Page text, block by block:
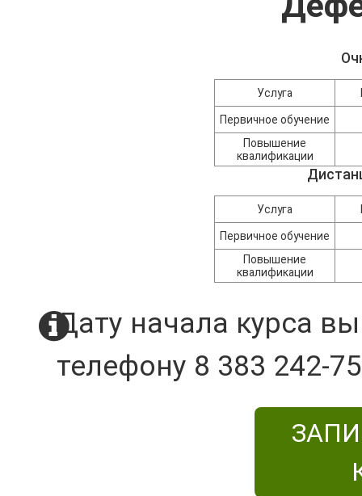
Услуга
Первичное обучение
Повышение
квалификации
Услуга
Первичное обучение
Повышение
квалификации
Дату начала курса
телефону 8 383 242-